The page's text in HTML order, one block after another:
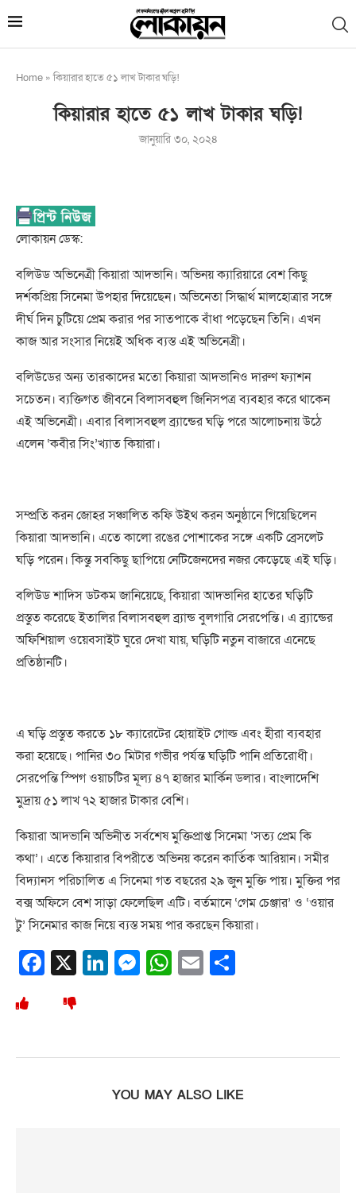
Home »কিয়ারার হাতে ৫১ লাখ টাকার ঘড়ি!
কিয়ারার হাতে ৫১ লাখ টাকার ঘড়ি!
জানুয়ারি ৩০, ২০২৪
লোকায়ন ডেস্ক:
বলিউড অভিনেত্রী কিয়ারা আদভানি। অভিনয় ক্যারিয়ারে বেশ কিছু
দর্শকপ্রিয় সিনেমা উপহার দিয়েছেন। অভিনেতা সিদ্ধার্থ মালহোত্রার সঙ্গে
দীর্ঘ দিন চুটিয়ে প্রেম করার পর সাতপাকে বাঁধা পড়েছেন তিনি। এখন
কাজ আর সংসার নিয়েই অধিক ব্যস্ত এই অভিনেত্রী।
বলিউডের অন্য তারকাদের মতো কিয়ারা আদভানিও দারুণ ফ্যাশন
সচেতন। ব্যক্তিগত জীবনে বিলাসবহুল জিনিসপত্র ব্যবহার করে থাকেন
এই অভিনেত্রী। এবার বিলাসবহুল ব্র্যান্ডের ঘড়ি পরে আলোচনায় উঠে
এলেন ‘কবীর সিং’খ্যাত কিয়ারা।
সম্প্রতি করন জোহর সঞ্চালিত কফি উইথ করন অনুষ্ঠানে গিয়েছিলেন
কিয়ারা আদভানি। এতে কালো রঙের পোশাকের সঙ্গে একটি ব্রেসলেট
ঘড়ি পরেন। কিন্তু সবকিছু ছাপিয়ে নেটিজেনদের নজর কেড়েছে এই ঘড়ি।
বলিউড শাদিস ডটকম জানিয়েছে, কিয়ারা আদভানির হাতের ঘড়িটি
প্রস্তুত করেছে ইতালির বিলাসবহুল ব্র্যান্ড বুলগারি সেরপেন্তি। এ ব্র্যান্ডের
অফিশিয়াল ওয়েবসাইট ঘুরে দেখা যায়, ঘড়িটি নতুন বাজারে এনেছে
প্রতিষ্ঠানটি।
এ ঘড়ি প্রস্তুত করতে ১৮ ক্যারেটের হোয়াইট গোল্ড এবং হীরা ব্যবহার
করা হয়েছে। পানির ৩০ মিটার গভীর পর্যন্ত ঘড়িটি পানি প্রতিরোধী।
সেরপেন্তি স্পিগ ওয়াচটির মূল্য ৪৭ হাজার মার্কিন ডলার। বাংলাদেশি
মুদ্রায় ৫১ লাখ ৭২ হাজার টাকার বেশি।
কিয়ারা আদভানি অভিনীত সর্বশেষ মুক্তিপ্রাপ্ত সিনেমা ‘সত্য প্রেম কি
কথা’। এতে কিয়ারার বিপরীতে অভিনয় করেন কার্তিক আরিয়ান। সমীর
বিদ্যানস পরিচালিত এ সিনেমা গত বছরের ২৯ জুন মুক্তি পায়। মুক্তির পর
বক্স অফিসে বেশ সাড়া ফেলেছিল এটি। বর্তমানে ‘গেম চেঞ্জার’ ও ‘ওয়ার
টু’ সিনেমার কাজ নিয়ে ব্যস্ত সময় পার করছেন কিয়ারা।
Facebook
X LinkedIn
Messenger
WhatsApp
Email
YOU MAY ALSO LIKE